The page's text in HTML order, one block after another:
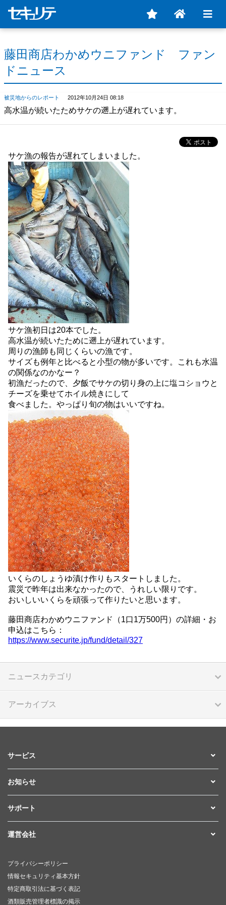
藤田商店わかめウニファンド ファン
ドニュース
被災地からのレポート 2012年10月24日 08:18
高水温が続いたためサケの遡上が遅れています。
サケ漁の報告が遅れてしまいました。
サケ漁初日は20本でした。
高水温が続いたために遡上が遅れています。
周りの漁師も同じくらいの漁です。
サイズも例年と比べると小型の物が多いです。これも水温
の関係なのかなー？
初漁だったので、夕飯でサケの切り身の上に塩コショウと
チーズを乗せてホイル焼きにして
食べました。やっぱり旬の物はいいですね。
いくらのしょうゆ漬け作りもスタートしました。
震災で昨年は出来なかったので、うれしい限りです。
おいしいいくらを頑張って作りたいと思います。
藤田商店わかめウニファンド（1口1万500円）の詳細・お
申込はこちら：
https://www.securite.jp/fund/detail/327
ニュースカテゴリ
アーカイブス
サービス
お知らせ
サポート
運営会社
プライバシーポリシー
情報セキュリティ基本方針
特定商取引法に基づく表記
酒類販売管理者標識の掲示